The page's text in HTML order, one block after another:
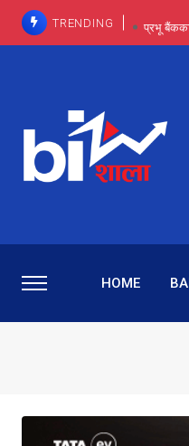
TRENDING प्रभू
प्रभू
HOME